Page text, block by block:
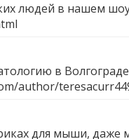
людей в нашем
в
author/
для мыши, даже